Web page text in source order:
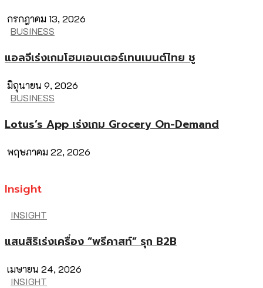
กรกฎาคม 13, 2026
BUSINESS
แอลจีเร่งเกมโฮมเอนเตอร์เทนเมนต์ไทย ชู
มิถุนายน 9, 2026
BUSINESS
Lotus’s App เร่งเกม Grocery On-Demand
พฤษภาคม 22, 2026
Insight
INSIGHT
แสนสิริเร่งเครื่อง “พรีคาสท์” รุก B2B
เมษายน 24, 2026
INSIGHT